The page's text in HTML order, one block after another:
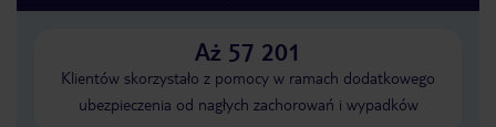
Aż 57 201
Klientów skorzystało z pomocy w ramach dodatkowego
ubezpieczenia od nagłych zachorowań i wypadków